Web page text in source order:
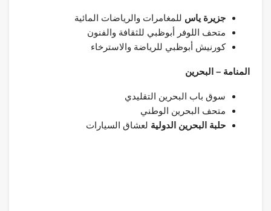
جزيرة ياس للمغامرات والرياضات المائية
متحف اللوفر أبوظبي للثقافة والفنون
كورنيش أبوظبي للرياضة والاسترخاء
المنامة – البحرين
سوق باب البحرين التقليدي
متحف البحرين الوطني
حلبة البحرين الدولية لعشاق السيارات